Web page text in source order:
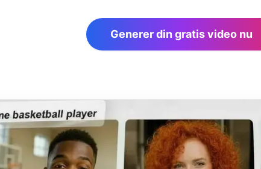
Generer din gratis video nu